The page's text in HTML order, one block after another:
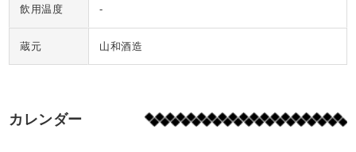
飲用温度 -
蔵元 山和酒造
カレンダー